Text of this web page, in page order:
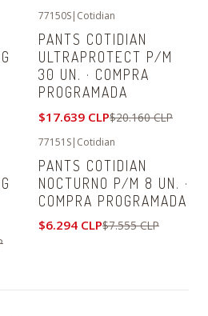
77150S| Cotidian
PANTS COTIDIAN
ULTRAPROTECT P/M
30 UN. · COMPRA
PROGRAMADA
$17.639 CLP$20.160 CLP
77151S| Cotidian
PANTS COTIDIAN
NOCTURNO P/M 8 UN. ·
COMPRA PROGRAMADA
$6.294 CLP$7.555 CLP